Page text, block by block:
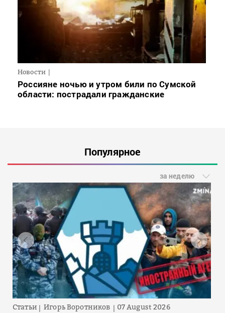
Новости
Россияне ночью и утром били по Сумской
области: пострадали гражданские
Популярное
за неделю
Статьи Игорь Воротников 07 August 2026